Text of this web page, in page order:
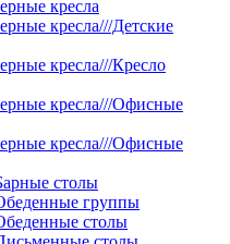
кресла
кресла///Детские
кресла///Кресло
кресла///Офисные
кресла///Офисные
столы
группы
столы